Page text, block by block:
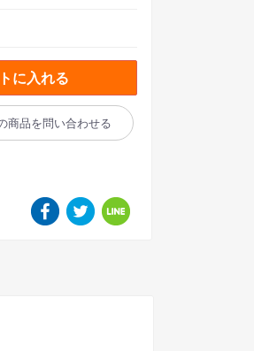
に入れる
商品を問い合わせる